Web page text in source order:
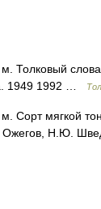
Толковый
1949 1992 …
Сорт мягкой
Ожегов, Н.Ю.